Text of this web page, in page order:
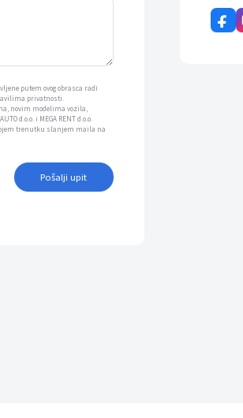
putem ovog obrasca radi
privatnosti.
novim modelima vozila,
d.o.o. i MEGA RENT d.o.o.
trenutku slanjem maila na
Pošalji upit